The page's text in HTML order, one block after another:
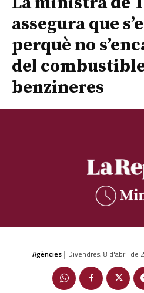
assegura que
perquè no
del
benzineres
Agències | Divendres, 8 d'abril de